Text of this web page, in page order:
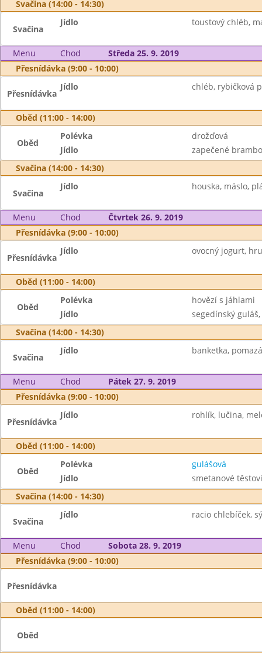
Svačina (14:00 - 14:30)
Svačina
Jídlo toustový chléb,
Menu Chod
Středa 25. 9. 2019
Přesnídávka (9:00 - 10:00)
Přesnídávka
Jídlo chléb, rybičková
Oběd (11:00 - 14:00)
Oběd
Polévka
drožďová
Jídlo
zapečené
Svačina (14:00 - 14:30)
Svačina
Jídlo houska, máslo,
Menu Chod
Čtvrtek 26. 9. 2019
Přesnídávka (9:00 - 10:00)
Přesnídávka
Jídlo ovocný jogurt,
Oběd (11:00 - 14:00)
Oběd
Polévka
hovězí s jáhlami
Jídlo
segedínský
Svačina (14:00 - 14:30)
Svačina
Jídlo banketka,
Menu Chod
Pátek 27. 9. 2019
Přesnídávka (9:00 - 10:00)
Přesnídávka
Jídlo rohlík, lučina,
Oběd (11:00 - 14:00)
Oběd
Polévka
gulášová
Jídlo
smetanové
Svačina (14:00 - 14:30)
Svačina
Jídlo racio chlebíček,
Menu Chod
Sobota 28. 9. 2019
Přesnídávka (9:00 - 10:00)
Přesnídávka
Oběd (11:00 - 14:00)
Oběd